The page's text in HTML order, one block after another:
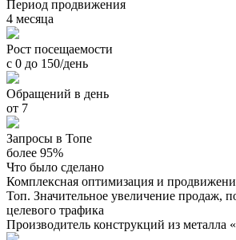
Период продвижения
4 месяца
Рост посещаемости
с 0 до 150/день
Обращений в день
от 7
Запросы в Топе
более 95%
Что было сделано
Комплексная оптимизация и
Топ. Значительное увеличение продаж,
целевого трафика
Производитель конструкций из